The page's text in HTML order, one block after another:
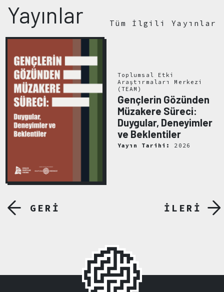
Yayınlar Tüm İlgili Yayınlar
GERİ
Toplumsal Etki
Araştırmaları Merkezi
(TEAM)
Gençlerin Gözünden
Müzakere Süreci:
Duygular, Deneyimler
ve Beklentiler
Yayın Tarihi: 2026
İLERİ